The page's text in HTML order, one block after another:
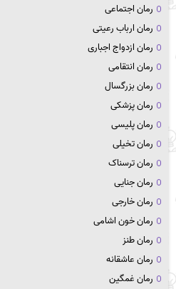
رمان اجتماعی
رمان ارباب رعیتی
رمان ازدواج اجباری
رمان انتقامی
رمان بزرگسال
رمان پزشکی
رمان پلیسی
رمان تخیلی
رمان ترسناک
رمان جنایی
رمان خارجی
رمان خون اشامی
رمان طنز
رمان عاشقانه
رمان غمگین